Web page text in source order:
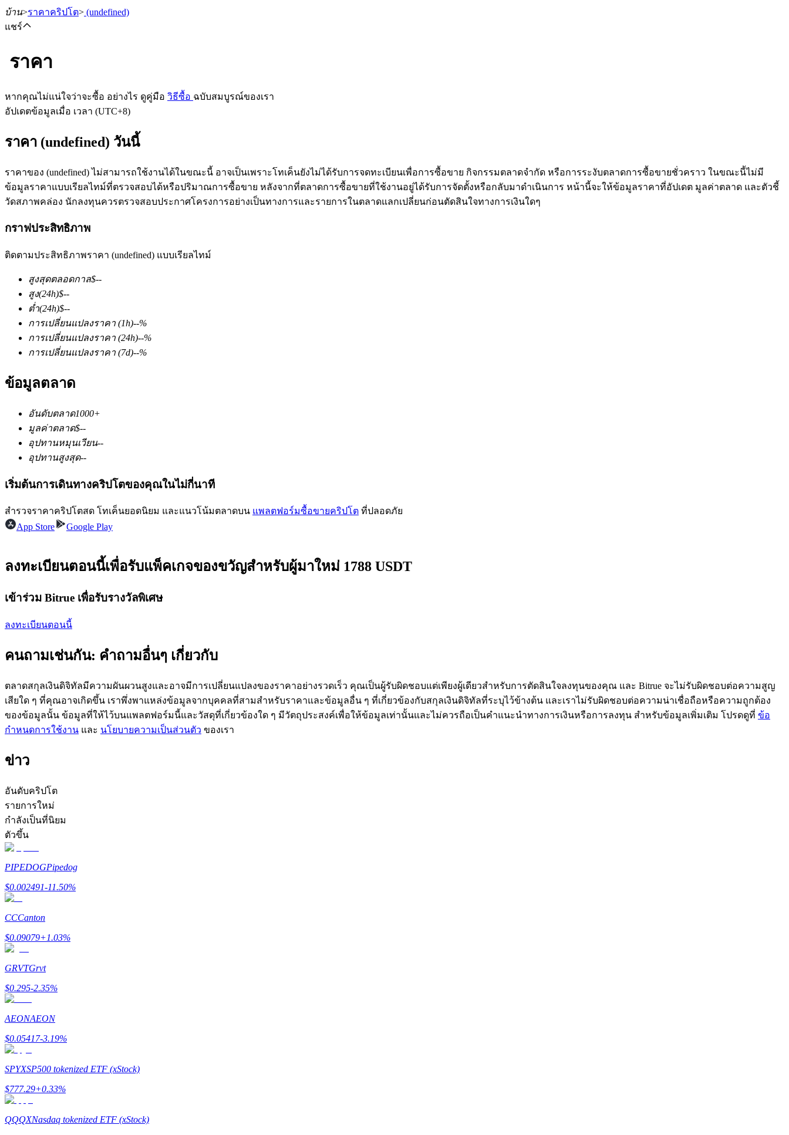
ฟิวเจอร์สสกุลเงินดิจิทัล
TradFi
อนุพันธ์ของหุ้น ฟอเร็กซ์ โลหะมีค่า และสินค้าโภคภัณฑ์
ฟิวเจอร์ส USDC
ฟิวเจอร์สที่ใช้ USDC เป็นหลักประกัน
คัดลอกการซื้อขาย
เป็นเทรดเดอร์คัดลอก
เพลิดเพลินกับการแบ่งปันผลกำไรและค่าคอมมิชชั่นการคัดลอกการซื้อขาย
ข้อมูล
การวิเคราะห์ข้อมูลขนาดใหญ่ รวมถึงข้อมูลการค้า ฯลฯ
บ้าน>ราคาคริปโต> (undefined)
แชร์
ราคา
หากคุณไม่แน่ใจว่าจะซื้อ อย่างไร ดูคู่มือ วิธีซื้อ ฉบับสมบูรณ์ของเรา
อัปเดตข้อมูลเมื่อ เวลา (UTC+8)
ราคา (undefined) วันนี้
ราคาของ (undefined) ไม่สามารถใช้งานได้ในขณะนี้ อาจเป็นเพราะโทเค็นยังไม่ได้รับการจดทะเบียนเพื่อการซื้อขาย กิจกรรมตลาดจำกัด หรือการระงับตลาดการซื้อขายชั่วคราว ในขณะนี้ไม่มี
ข้อมูลราคาแบบเรียลไทม์ที่ตรวจสอบได้หรือปริมาณการซื้อขาย หลังจากที่ตลาดการซื้อขายที่ใช้งานอยู่ได้รับการจัดตั้งหรือกลับมาดำเนินการ หน้านี้จะให้ข้อมูลราคาที่อัปเดต มูลค่าตลาด และตัวชี้
วัดสภาพคล่อง นักลงทุนควรตรวจสอบประกาศโครงการอย่างเป็นทางการและรายการในตลาดแลกเปลี่ยนก่อนตัดสินใจทางการเงินใดๆ
กราฟประสิทธิภาพ
ติดตามประสิทธิภาพราคา (undefined) แบบเรียลไทม์
สูงสุดตลอดกาล$--
สูง(24h)$--
ต่ำ(24h)$--
การเปลี่ยนแปลงราคา (1h)--%
การเปลี่ยนแปลงราคา (24h)--%
การเปลี่ยนแปลงราคา (7d)--%
ข้อมูลตลาด
อันดับตลาด1000+
มูลค่าตลาด$--
อุปทานหมุนเวียน--
อุปทานสูงสุด--
เริ่มต้นการเดินทางคริปโตของคุณในไม่กี่นาที
สำรวจราคาคริปโตสด โทเค็นยอดนิยม และแนวโน้มตลาดบน แพลตฟอร์มซื้อขายคริปโต ที่ปลอดภัย
App Store
Google Play
ลงทะเบียนตอนนี้เพื่อรับแพ็คเกจของขวัญสำหรับผู้มาใหม่ 1788 USDT
เข้าร่วม Bitrue เพื่อรับรางวัลพิเศษ
ลงทะเบียนตอนนี้
คนถามเช่นกัน: คำถามอื่นๆ เกี่ยวกับ
ตลาดสกุลเงินดิจิทัลมีความผันผวนสูงและอาจมีการเปลี่ยนแปลงของราคาอย่างรวดเร็ว คุณเป็นผู้รับผิดชอบแต่เพียงผู้เดียวสำหรับการตัดสินใจลงทุนของคุณ และ Bitrue จะไม่รับผิดชอบต่อความสูญ
เสียใด ๆ ที่คุณอาจเกิดขึ้น เราพึ่งพาแหล่งข้อมูลจากบุคคลที่สามสำหรับราคาและข้อมูลอื่น ๆ ที่เกี่ยวข้องกับสกุลเงินดิจิทัลที่ระบุไว้ข้างต้น และเราไม่รับผิดชอบต่อความน่าเชื่อถือหรือความถูกต้อง
ของข้อมูลนั้น ข้อมูลที่ให้ไว้บนแพลตฟอร์มนี้และวัสดุที่เกี่ยวข้องใด ๆ มีวัตถุประสงค์เพื่อให้ข้อมูลเท่านั้นและไม่ควรถือเป็นคำแนะนำทางการเงินหรือการลงทุน สำหรับข้อมูลเพิ่มเติม โปรดดูที่ ข้อ
กำหนดการใช้งาน และ นโยบายความเป็นส่วนตัว ของเรา
ข่าว
อันดับคริปโต
รายการใหม่
กำลังเป็นที่นิยม
ตัวขึ้น
PIPEDOGPipedog
$0.002491-11.50%
CCCanton
$0.09079+1.03%
GRVTGrvt
$0.295-2.35%
AEONAEON
$0.05417-3.19%
SPYXSP500 tokenized ETF (xStock)
$777.29+0.33%
QQQXNasdaq tokenized ETF (xStock)